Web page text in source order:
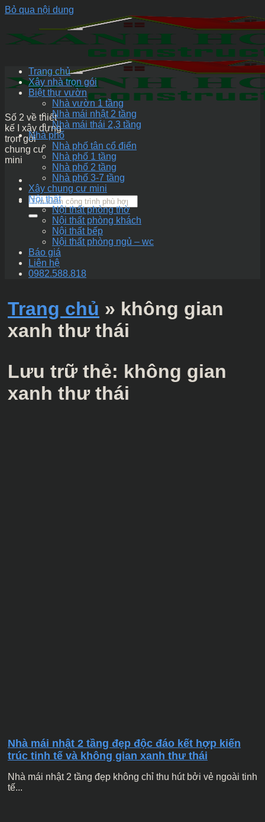
Bỏ qua nội dung
Số 2 về thiết
kế I xây dựng
trọn gói
chung cư
mini
Trang chủ
Xây nhà trọn gói
Biệt thự vườn
Nhà vườn 1 tầng
Nhà mái nhật 2 tầng
Nhà mái thái 2,3 tầng
Nhà phố
Nhà phố tân cổ điển
Nhà phố 1 tầng
Nhà phố 2 tầng
Nhà phố 3-7 tầng
Xây chung cư mini
Nội thất
Nội thất phòng thờ
Nội thất phòng khách
Nội thất bếp
Nội thất phòng ngủ – wc
Báo giá
Liên hệ
0982.588.818
Trang chủ » không gian
xanh thư thái
Lưu trữ thẻ: không gian
xanh thư thái
Nhà mái nhật 2 tầng đẹp độc đáo kết hợp kiến
trúc tinh tế và không gian xanh thư thái
Nhà mái nhật 2 tầng đẹp không chỉ thu hút bởi vẻ ngoài tinh
tế...